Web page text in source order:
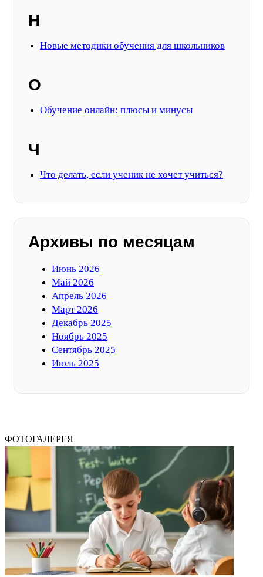
Н
Новые методики обучения для школьников
О
Обучение онлайн: плюсы и минусы
Ч
Что делать, если ученик не хочет учиться?
Архивы по месяцам
Июнь 2026
Май 2026
Апрель 2026
Март 2026
Декабрь 2025
Ноябрь 2025
Сентябрь 2025
Июль 2025
ФОТОГАЛЕРЕЯ